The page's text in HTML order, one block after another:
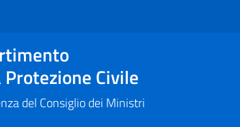
Civile
del Consiglio dei Ministri